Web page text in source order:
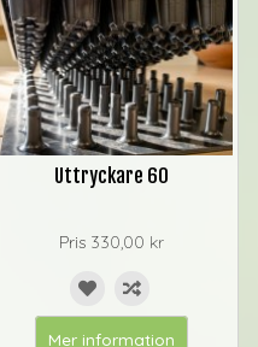
Uttryckare 60
Pris 330,00 kr
Mer information